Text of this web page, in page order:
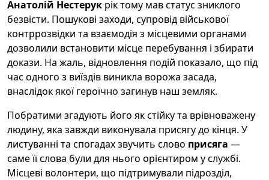
Анатолій Нестерук рік тому мав статус зниклого
безвісти. Пошукові заходи, супровід військової
контррозвідки та взаємодія з місцевими органами
дозволили встановити місце перебування і збирати
докази. На жаль, відновлення подій показало, що під
час одного з виїздів виникла ворожа засада,
внаслідок якої героїчно загинув наш земляк.
Побратими згадують його як стійку та врівноважену
людину, яка завжди виконувала присягу до кінця. У
листуванні та спогадах звучить слово присяга —
саме її слова були для нього орієнтиром у службі.
Місцеві волонтери, що підтримували підрозділ,